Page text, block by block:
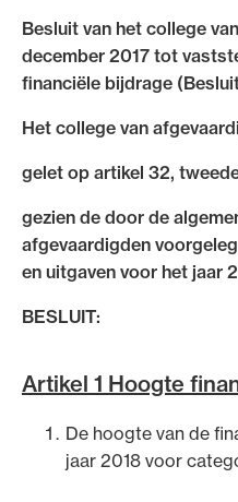
Besluit van het college
december 2017 tot
financiële bijdrage
Het college van
gelet op artikel 32,
gezien de door de
afgevaardigden
en uitgaven voor het jaar
BESLUIT:
Artikel 1 Hoogte
De hoogte van de
jaar 2018 voor
Uitgelicht
Van de Advocatenwet
de advocatuur (Voda)
advocatuur (Roda).